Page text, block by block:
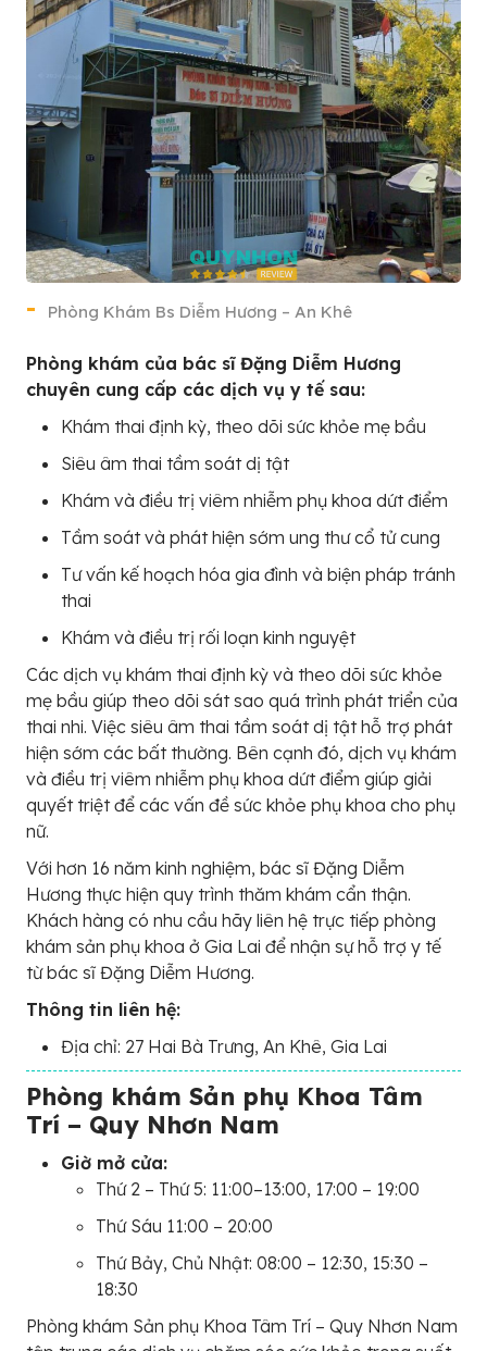
Phòng Khám Bs Diễm Hương – An Khê
Phòng khám của bác sĩ Đặng Diễm Hương
chuyên cung cấp các dịch vụ y tế sau:
Khám thai định kỳ, theo dõi sức khỏe mẹ bầu
Siêu âm thai tầm soát dị tật
Khám và điều trị viêm nhiễm phụ khoa dứt điểm
Tầm soát và phát hiện sớm ung thư cổ tử cung
Tư vấn kế hoạch hóa gia đình và biện pháp tránh
thai
Khám và điều trị rối loạn kinh nguyệt
Các dịch vụ khám thai định kỳ và theo dõi sức khỏe
mẹ bầu giúp theo dõi sát sao quá trình phát triển của
thai nhi. Việc siêu âm thai tầm soát dị tật hỗ trợ phát
hiện sớm các bất thường. Bên cạnh đó, dịch vụ khám
và điều trị viêm nhiễm phụ khoa dứt điểm giúp giải
quyết triệt để các vấn đề sức khỏe phụ khoa cho phụ
nữ.
Với hơn 16 năm kinh nghiệm, bác sĩ Đặng Diễm
Hương thực hiện quy trình thăm khám cẩn thận.
Khách hàng có nhu cầu hãy liên hệ trực tiếp phòng
khám sản phụ khoa ở Gia Lai để nhận sự hỗ trợ y tế
từ bác sĩ Đặng Diễm Hương.
Thông tin liên hệ:
Địa chỉ: 27 Hai Bà Trưng, An Khê, Gia Lai
Phòng khám Sản phụ Khoa Tâm
Trí – Quy Nhơn Nam
Giờ mở cửa:
Thứ 2 – Thứ 5: 11:00–13:00, 17:00 – 19:00
Thứ Sáu 11:00 – 20:00
Thứ Bảy, Chủ Nhật: 08:00 – 12:30, 15:30 –
18:30
Phòng khám Sản phụ Khoa Tâm Trí – Quy Nhơn Nam